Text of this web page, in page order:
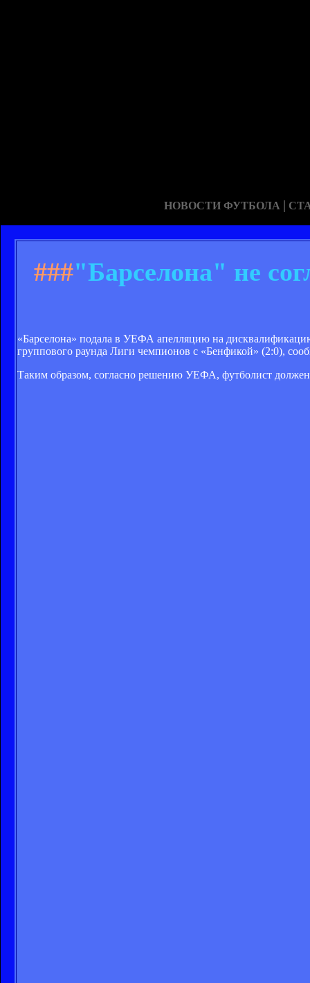
НОВОСТИ ФУТБОЛА |
###"Барселона" не
«Барселона» подала в УЕФА апелляцию на
группового раунда Лиги чемпионов с «Бенфикой» (2:0),
Таким образом, согласно решению УЕФА, футболист должен